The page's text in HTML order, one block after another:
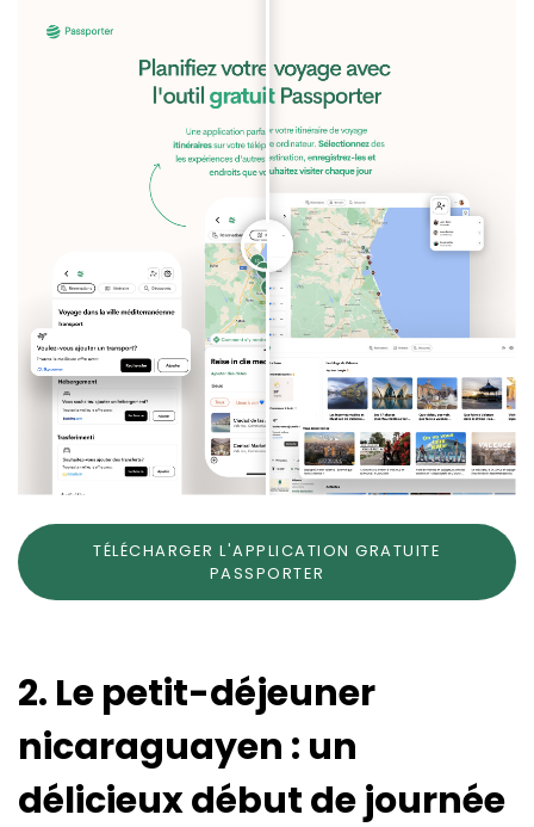
TÉLÉCHARGER L'APPLICATION GRATUITE
PASSPORTER
2. Le petit-déjeuner
nicaraguayen : un
délicieux début de journée